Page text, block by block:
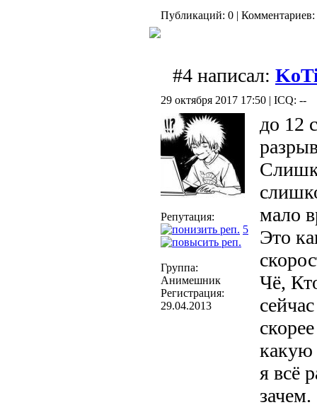
Публикаций: 0 | Комментариев:
#4 написал:
29 октября 2017 17:50 | ICQ: --
Репутация:
5
Группа:
Анимешник
Регистрация:
29.04.2013
до 12
мало
Это
Чё,
какую
я всё
зачем.